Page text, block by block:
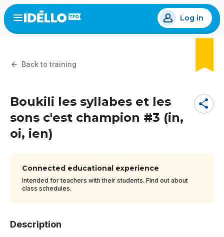
Skip
to
main
Open
menu
Log in
Back to training
Boukili les syllabes et les
sons c'est champion #3 (in,
oi, ien)
share
Connected educational experience
Intended for teachers with their students. Find out about
class schedules.
Description